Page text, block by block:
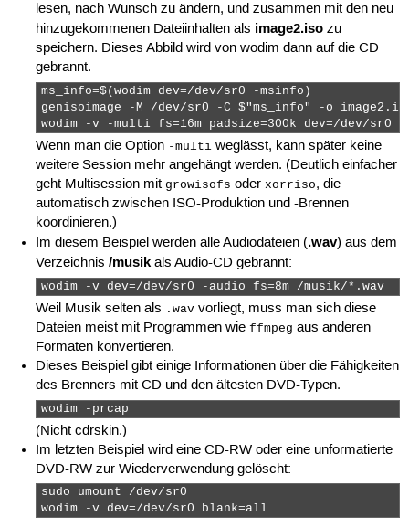
lesen, nach Wunsch zu ändern, und zusammen mit den neu
hinzugekommenen Dateiinhalten als image2.iso zu
speichern. Dieses Abbild wird von wodim dann auf die CD
gebrannt.
ms_info=$(wodim dev=/dev/sr0 -msinfo)
genisoimage -M /dev/sr0 -C $"ms_info" -o
wodim -v -multi fs=16m padsize=300k dev=/dev/sr0
Wenn man die Option -multi weglässt, kann später keine
weitere Session mehr angehängt werden. (Deutlich einfacher
geht Multisession mit growisofs oderxorriso, die
automatisch zwischen ISO-Produktion und -Brennen
koordinieren.)
Im diesem Beispiel werden alle Audiodateien (.wav) aus dem
Verzeichnis/musikals Audio-CD gebrannt:
wodim -v dev=/dev/sr0 -audio fs=8m /musik/*.wav
Weil Musik selten als .wav vorliegt, muss man sich diese
Dateien meist mit Programmen wieffmpeg aus anderen
Formaten konvertieren.
Dieses Beispiel gibt einige Informationen über die Fähigkeiten
des Brenners mit CD und den ältesten DVD-Typen.
wodim -prcap
(Nicht cdrskin.)
Im letzten Beispiel wird eine CD-RW oder eine unformatierte
DVD-RW zur Wiederverwendung gelöscht:
sudo umount /dev/sr0
wodim -v dev=/dev/sr0 blank=all